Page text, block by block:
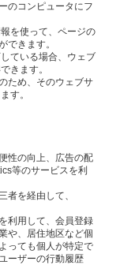
のコンピュータにフ
を使って、ページの
できます。
ている場合、ウェブ
きます。
ため、そのウェブサ
す。
性の向上、広告の配
等のサービスを利
者を経由して、
利用して、会員登録
や、居住地区など個
っても個人が特定で
ーザーの行動履歴